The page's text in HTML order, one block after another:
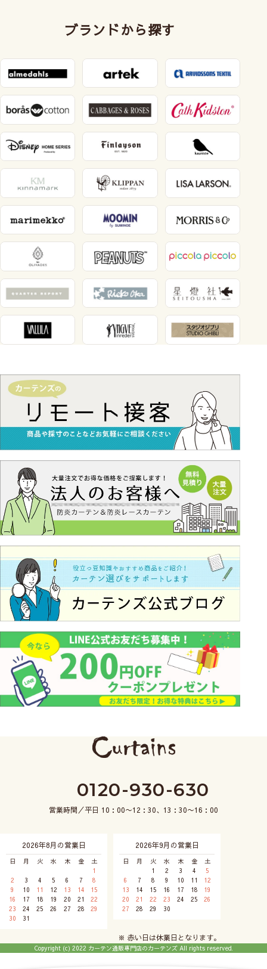
ブランドから探す
0120-930-630
営業時間／平日 10：00〜12：30、13：30〜16：00
2026年8月の営業日
日 月 火 水 木 金
土
1
2
3 4 5 6 7
8
9
10 11 12 13 14
15
16
17 18 19 20 21
22
23
24 25 26 27 28
29
30
31
2026年9月の営業日
日 月 火 水 木 金
土
1
2 3 4
5
6
7 8 9 10 11
12
13
14 15 16 17 18
19
20
21 22 23 24 25
26
27
28 29 30
※ 赤い日は休業日となります。
Copyright (c) 2022 カーテン通販専門店のカーテンズ All rights reserved.